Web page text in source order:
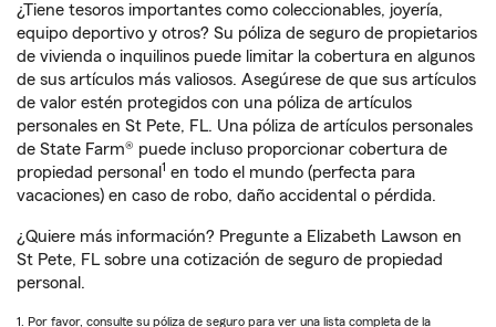
¿Tiene tesoros importantes como coleccionables, joyería,
equipo deportivo y otros? Su póliza de seguro de propietarios
de vivienda o inquilinos puede limitar la cobertura en algunos
de sus artículos más valiosos. Asegúrese de que sus artículos
de valor estén protegidos con una póliza de artículos
personales en St Pete, FL. Una póliza de artículos personales
de State Farm® puede incluso proporcionar cobertura de
propiedad personal 1 en todo el mundo (perfecta para
vacaciones) en caso de robo, daño accidental o pérdida.
¿Quiere más información? Pregunte a Elizabeth Lawson en
St Pete, FL sobre una cotización de seguro de propiedad
personal.
1. Por favor, consulte su póliza de seguro para ver una lista completa de la